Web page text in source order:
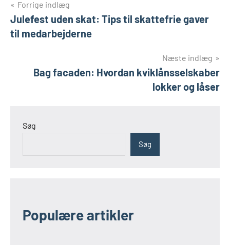
Indlægsnavigation
Forrige indlæg
Julefest uden skat: Tips til skattefrie gaver
til medarbejderne
Næste indlæg
Bag facaden: Hvordan kviklånsselskaber
lokker og låser
Søg
Søg
Populære artikler